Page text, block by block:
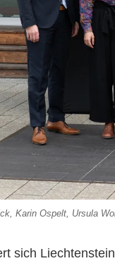
Karin Ospelt, Ursula
sich